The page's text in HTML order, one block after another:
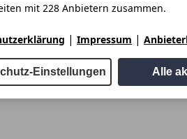
mit 228 Anbietern zusammen.
| Impressum |
Einstellungen Alle